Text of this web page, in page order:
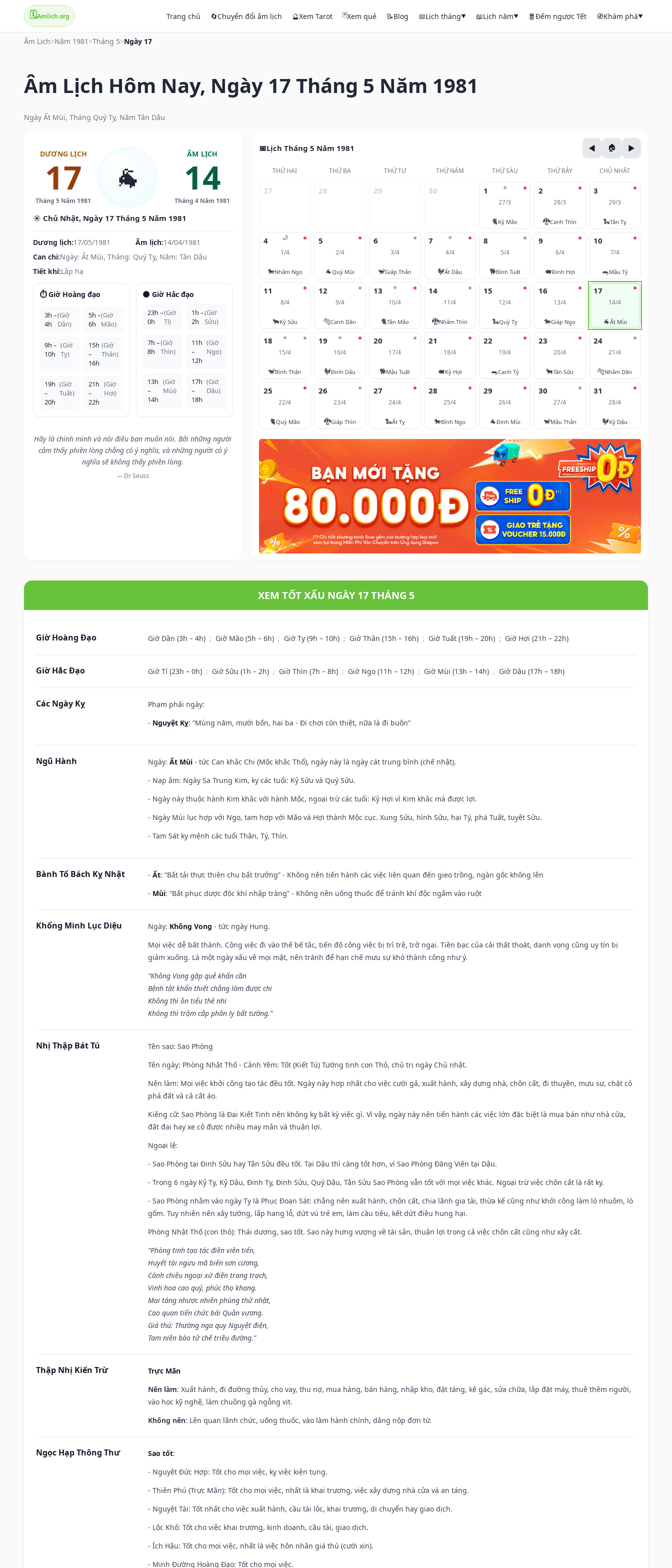
🗓️Amlich.org Trang chủ 🔄Chuyển đổi âm lịch 🔮Xem Tarot 🃏Xem quẻ 📝Blog 📅Lịch tháng▼ 📖Lịch năm▼ 🧧Đếm ngược Tết 🧭Khám phá▼
Âm Lịch>Năm 1981 >Tháng 5>Ngày 17
Âm Lịch Hôm Nay, Ngày 17 Tháng 5 Năm 1981
Ngày Ất Mùi, Tháng Quý Tỵ, Năm Tân Dậu
DƯƠNG LỊCH
17
Tháng 5 Năm 1981
🐐
ÂM LỊCH
14
Tháng 4 Năm 1981
☀️ Chủ Nhật, Ngày 17 Tháng 5 Năm 1981
Dương lịch:17/05/1981 Âm lịch:14/04/1981
Can chi:Ngày: Ất Mùi, Tháng: Quý Tỵ, Năm: Tân Dậu
Tiết khí:Lập hạ
⏱️ Giờ Hoàng đạo
3h –
4h
(Giờ
Dần)
5h –
6h
(Giờ
Mão)
9h –
10h
(Giờ
Tỵ)
15h
–
16h
(Giờ
Thân)
19h
–
20h
(Giờ
Tuất)
21h
–
22h
(Giờ
Hợi)
🌑 Giờ Hắc đạo
23h –
0h
(Giờ
Tí)
1h –
2h
(Giờ
Sửu)
7h –
8h
(Giờ
Thìn)
11h
–
12h
(Giờ
Ngọ)
13h
–
14h
(Giờ
Mùi)
17h
–
18h
(Giờ
Dậu)
Hãy là chính mình và nói điều bạn muốn nói. Bởi những người
cảm thấy phiền lòng chẳng có ý nghĩa, và những người có ý
nghĩa sẽ không thấy phiền lòng.
— Dr Seuss
Lịch Tháng 5 Năm 1981
THỨ HAI THỨ BA THỨ TƯ THỨ NĂM THỨ SÁU THỨ BẢY CHỦ NHẬT
27 28 29 30 ⭐
1
27/3
🐈Kỷ Mão
2
28/3
🐉Canh Thìn
3
29/3
🐍Tân Tỵ
🌙
4
1/4
🐎Nhâm Ngọ
5
2/4
🐐Quý Mùi
6
3/4
🐒Giáp Thân
⭐
7
4/4
🐓Ất Dậu
8
5/4
🐕Bính Tuất
9
6/4
🐖Đinh Hợi
10
7/4
🐀Mậu Tý
11
8/4
🐂Kỷ Sửu
12
9/4
🐅Canh Dần
⭐
13
10/4
🐈Tân Mão
14
11/4
🐉Nhâm Thìn
15
12/4
🐍Quý Tỵ
16
13/4
🐎Giáp Ngọ
17
14/4
🐐Ất Mùi
⭐
18
15/4
🐒Bính Thân
⭐
19
16/4
🐓Đinh Dậu
20
17/4
🐕Mậu Tuất
21
18/4
🐖Kỷ Hợi
22
19/4
🐀Canh Tý
23
20/4
🐂Tân Sửu
24
21/4
🐅Nhâm Dần
25
22/4
🐈Quý Mão
26
23/4
🐉Giáp Thìn
27
24/4
🐍Ất Tỵ
28
25/4
🐎Bính Ngọ
29
26/4
🐐Đinh Mùi
30
27/4
🐒Mậu Thân
31
28/4
🐓Kỷ Dậu
XEM TỐT XẤU NGÀY 17 THÁNG 5
Giờ Hoàng Đạo Giờ Dần (3h – 4h) ; Giờ Mão (5h – 6h) ; Giờ Tỵ (9h – 10h) ; Giờ Thân (15h – 16h) ; Giờ Tuất (19h – 20h) ; Giờ Hợi (21h – 22h)
Giờ Hắc Đạo Giờ Tí (23h – 0h) ; Giờ Sửu (1h – 2h) ; Giờ Thìn (7h – 8h) ; Giờ Ngọ (11h – 12h) ; Giờ Mùi (13h – 14h) ; Giờ Dậu (17h – 18h)
Các Ngày Kỵ
Phạm phải ngày:
- Nguyệt Kỵ: “Mùng năm, mười bốn, hai ba - Đi chơi còn thiệt, nữa là đi buôn”
Ngũ Hành Ngày: Ất Mùi - tức Can khắc Chi (Mộc khắc Thổ), ngày này là ngày cát trung bình (chế nhật).
- Nạp âm: Ngày Sa Trung Kim, kỵ các tuổi: Kỷ Sửu và Quý Sửu.
- Ngày này thuộc hành Kim khắc với hành Mộc, ngoại trừ các tuổi: Kỷ Hợi vì Kim khắc mà được lợi.
- Ngày Mùi lục hợp với Ngọ, tam hợp với Mão và Hợi thành Mộc cục. Xung Sửu, hình Sửu, hại Tý, phá Tuất, tuyệt Sửu.
- Tam Sát kỵ mệnh các tuổi Thân, Tý, Thìn.
Bành Tổ Bách Kỵ Nhật - Ất: “Bất tải thực thiên chu bất trưởng” - Không nên tiến hành các việc liên quan đến gieo trồng, ngàn gốc không lên
- Mùi: “Bất phục dược độc khí nhập tràng” - Không nên uống thuốc để tránh khí độc ngấm vào ruột
Khổng Minh Lục Diệu Ngày: Không Vong - tức ngày Hung.
Mọi việc dễ bất thành. Công việc đi vào thế bế tắc, tiến độ công việc bị trì trệ, trở ngại. Tiền bạc của cải thất thoát, danh vọng cũng uy tín bị
giảm xuống. Là một ngày xấu về mọi mặt, nên tránh để hạn chế mưu sự khó thành công như ý.
“Không Vong gặp quẻ khẩn cần
Bệnh tật khẩn thiết chẳng làm được chi
Không thì ôn tiểu thê nhi
Không thì trộm cắp phân ly bất tường.”
Nhị Thập Bát Tú Tên sao: Sao Phòng
Tên ngày: Phòng Nhật Thố - Cảnh Yêm: Tốt (Kiết Tú) Tướng tinh con Thỏ, chủ trị ngày Chủ nhật.
Nên làm: Mọi việc khởi công tạo tác đều tốt. Ngày này hợp nhất cho việc cưới gả, xuất hành, xây dựng nhà, chôn cất, đi thuyền, mưu sự, chặt cỏ
phá đất và cả cắt áo.
Kiêng cữ: Sao Phòng là Đại Kiết Tinh nên không kỵ bất kỳ việc gì. Vì vậy, ngày này nên tiến hành các việc lớn đặc biệt là mua bán như nhà cửa,
đất đai hay xe cộ được nhiều may mắn và thuận lợi.
Ngoại lệ:
- Sao Phòng tại Đinh Sửu hay Tân Sửu đều tốt. Tại Dậu thì càng tốt hơn, vì Sao Phòng Đăng Viên tại Dậu.
- Trong 6 ngày Kỷ Tỵ, Kỷ Dậu, Đinh Tỵ, Đinh Sửu, Quý Dậu, Tân Sửu Sao Phòng vẫn tốt với mọi việc khác. Ngoại trừ việc chôn cất là rất kỵ.
- Sao Phòng nhằm vào ngày Tỵ là Phục Đoạn Sát: chẳng nên xuất hành, chôn cất, chia lãnh gia tài, thừa kế cũng như khởi công làm lò nhuộm, lò
gốm. Tuy nhiên nên xây tường, lấp hang lỗ, dứt vú trẻ em, làm cầu tiêu, kết dứt điều hung hại.
Phòng Nhật Thố (con thỏ): Thái dương, sao tốt. Sao này hưng vượng về tài sản, thuận lợi trong cả việc chôn cất cũng như xây cất.
“Phòng tinh tạo tác điền viên tiến,
Huyết tài ngưu mã biến sơn cương,
Cánh chiêu ngoại xứ điền trang trạch,
Vinh hoa cao quý, phúc thọ khang.
Mai táng nhược nhiên phùng thử nhật,
Cao quan tiến chức bái Quân vương.
Giá thú: Thường nga quy Nguyệt điện,
Tam niên bào tử chế triều đường.”
Thập Nhị Kiến Trừ
Trực Mãn
Nên làm: Xuất hành, đi đường thủy, cho vay, thu nợ, mua hàng, bán hàng, nhập kho, đặt táng, kê gác, sửa chữa, lắp đặt máy, thuê thêm người,
vào học kỹ nghệ, làm chuồng gà ngỗng vịt.
Không nên: Lên quan lãnh chức, uống thuốc, vào làm hành chính, dâng nộp đơn từ.
Ngọc Hạp Thông Thư Sao tốt:
- Nguyệt Đức Hợp: Tốt cho mọi việc, kỵ việc kiện tụng.
- Thiên Phú (Trực Mãn): Tốt cho mọi việc, nhất là khai trương, việc xây dựng nhà cửa và an táng.
- Nguyệt Tài: Tốt nhất cho việc xuất hành, cầu tài lộc, khai trương, di chuyển hay giao dịch.
- Lộc Khố: Tốt cho việc khai trương, kinh doanh, cầu tài, giao dịch.
- Ích Hậu: Tốt cho mọi việc, nhất là việc hôn nhân giá thú (cưới xin).
- Minh Đường Hoàng Đạo: Tốt cho mọi việc.